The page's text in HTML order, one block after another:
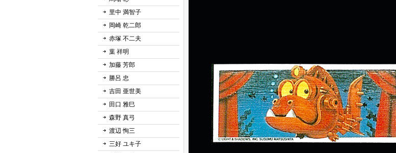
里中 満智子
岡崎 乾二郎
赤塚 不二夫
葉 祥明
加藤 芳郎
勝呂 忠
吉田 亜世美
田口 雅巳
森野 真弓
渡辺 恂三
三好 ユキ子